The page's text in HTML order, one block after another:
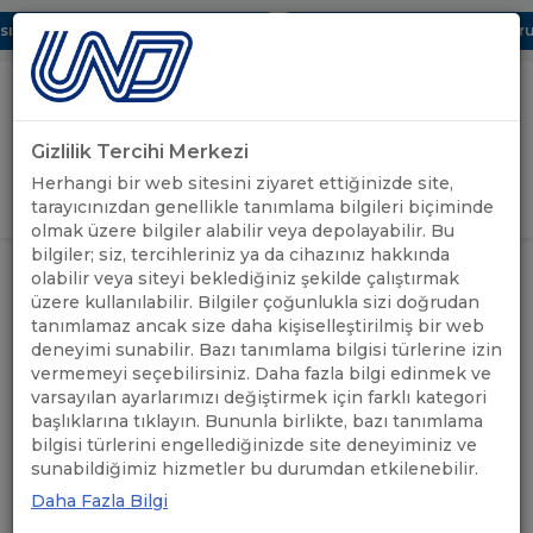
Dijital UBAK Bölümü Hakkında UND, Yunanistan Vize
Uluslararası Nakliyeciler Derneği
GİRİŞ YAP
ANASAYFA /
ÖNEMLİ
DUYURULAR
/
DÖNEMSEL KULLANIMA AÇILAN
MACARİSTAN VE SLOVENYA GEÇİŞ
BELGELERİNDE SON DURUM
DÖNEMSEL KULLANIMA
AÇILAN MACARİSTAN VE
SLOVENYA GEÇİŞ
BELGELERİNDE SON
Gizlilik Tercihi Merkezi
Herhangi bir web sitesini ziyaret ettiğinizde site,
tarayıcınızdan genellikle tanımlama bilgileri biçiminde
olmak üzere bilgiler alabilir veya depolayabilir. Bu
bilgiler; siz, tercihleriniz ya da cihazınız hakkında
olabilir veya siteyi beklediğiniz şekilde çalıştırmak
üzere kullanılabilir. Bilgiler çoğunlukla sizi doğrudan
tanımlamaz ancak size daha kişiselleştirilmiş bir web
deneyimi sunabilir. Bazı tanımlama bilgisi türlerine izin
vermemeyi seçebilirsiniz. Daha fazla bilgi edinmek ve
varsayılan ayarlarımızı değiştirmek için farklı kategori
başlıklarına tıklayın. Bununla birlikte, bazı tanımlama
bilgisi türlerini engellediğinizde site deneyiminiz ve
sunabildiğimiz hizmetler bu durumdan etkilenebilir.
Daha Fazla Bilgi